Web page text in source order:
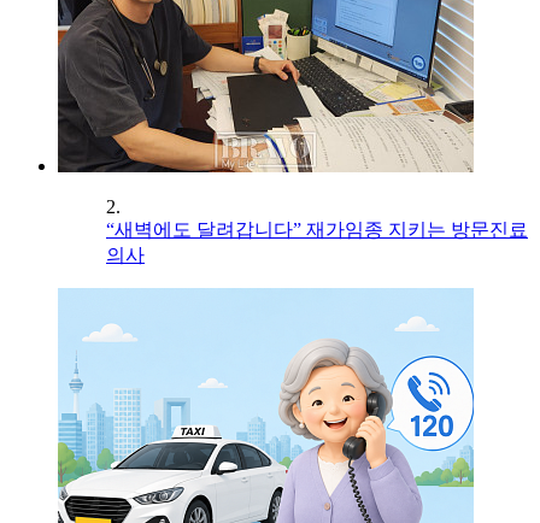
2.
“새벽에도 달려갑니다” 재가임종 지키는 방문진료
의사